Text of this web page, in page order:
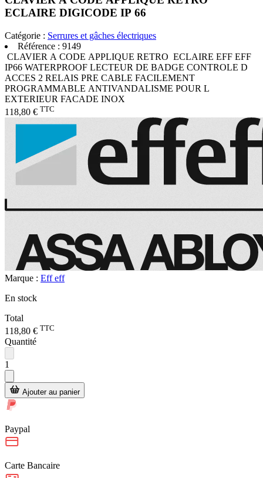
ECLAIRE DIGICODE IP 66
Catégorie : Serrures et gâches électriques
Référence : 9149
IP66 WATERPROOF LECTEUR DE BADGE CONTROLE D
ACCES 2 RELAIS PRE CABLE FACILEMENT
PROGRAMMABLE ANTIVANDALISME POUR L
118,80 € TTC
Marque : Eff eff
En stock
Total
118,80 € TTC
Quantité
1
Ajouter au panier
Paypal
Carte Bancaire